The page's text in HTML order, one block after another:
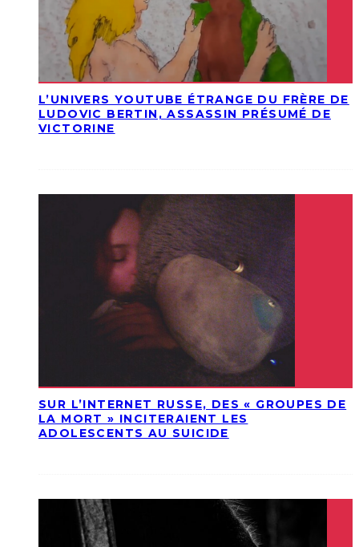
L’UNIVERS YOUTUBE ÉTRANGE DU FRÈRE DE
LUDOVIC BERTIN, ASSASSIN PRÉSUMÉ DE
VICTORINE
SUR L’INTERNET RUSSE, DES « GROUPES DE
LA MORT » INCITERAIENT LES
ADOLESCENTS AU SUICIDE